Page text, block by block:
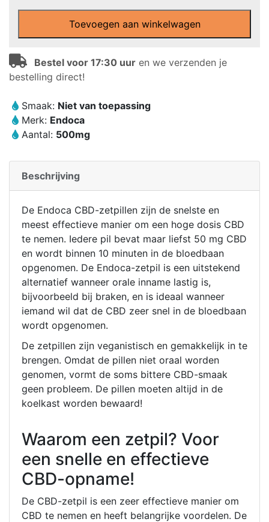
van
(10
x
50mg)
aantal
Toevoegen aan winkelwagen
Bestel voor 17:30 uur en we verzenden je
bestelling direct!
Smaak: Niet van toepassing
Merk: Endoca
Aantal: 500mg
Beschrijving
De Endoca CBD-zetpillen zijn de snelste en
meest effectieve manier om een hoge dosis CBD
te nemen. Iedere pil bevat maar liefst 50 mg CBD
en wordt binnen 10 minuten in de bloedbaan
opgenomen. De Endoca-zetpil is een uitstekend
alternatief wanneer orale inname lastig is,
bijvoorbeeld bij braken, en is ideaal wanneer
iemand wil dat de CBD zeer snel in de bloedbaan
wordt opgenomen.
De zetpillen zijn veganistisch en gemakkelijk in te
brengen. Omdat de pillen niet oraal worden
genomen, vormt de soms bittere CBD-smaak
geen probleem. De pillen moeten altijd in de
koelkast worden bewaard!
Waarom een zetpil? Voor
een snelle en effectieve
CBD-opname!
De CBD-zetpil is een zeer effectieve manier om
CBD te nemen en heeft belangrijke voordelen. De